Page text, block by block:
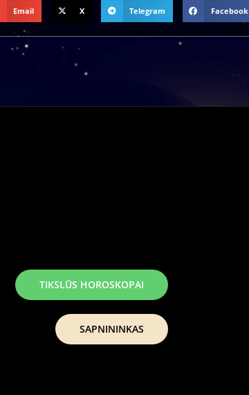
Email X Telegram Facebook
TIKSLŪS HOROSKOPAI
SAPNININKAS